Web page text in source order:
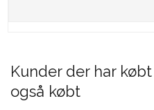
Kunder der har
også købt